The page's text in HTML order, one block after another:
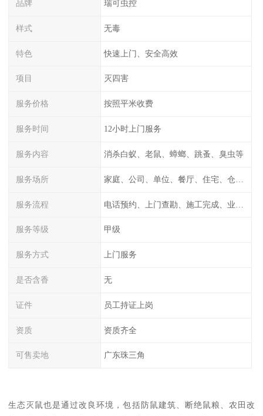
品牌 瑞可虫控
样式 无毒
特色 快速上门、安全高效
项目 灭四害
服务价格 按照平米收费
服务时间 12小时上门服务
服务内容 消杀白蚁、老鼠、蟑螂、跳蚤、臭虫等
服务场所
服务流程
服务等级 甲级
服务方式 上门服务
是否含香 无
证件 员工持证上岗
资质 资质齐全
可售卖地 广东珠三角
生态灭鼠也是通过改良环境，包括防鼠建筑、断绝鼠粮、农田改